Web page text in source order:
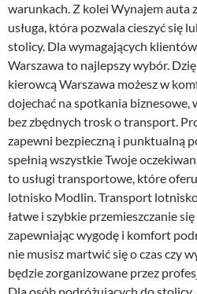
warunkach. Z kolei Wynajem auta
usługa, która pozwala cieszyć się
stolicy. Dla wymagających
Warszawa to najlepszy wybór.
kierowcą Warszawa możesz w
dojechać na spotkania biznesowe,
bez zbędnych trosk o transport.
zapewni bezpieczną i punktualną
spełnią wszystkie Twoje
to usługi transportowe, które
lotnisko Modlin. Transport
łatwe i szybkie przemieszczanie
zapewniając wygodę i komfort
nie musisz martwić się o czas czy
będzie zorganizowane przez